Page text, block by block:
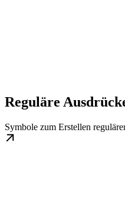
Reguläre
Symbole zum Erstellen